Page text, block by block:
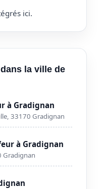
ici.
la ville de
à Gradignan
33170 Gradignan
à Gradignan
Gradignan